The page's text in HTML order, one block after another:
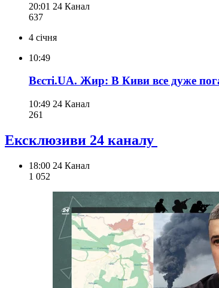
20:01 24 Канал
637
4 січня
10:49
Вєсті.UA. Жир: В Киви все дуже
10:49 24 Канал
261
Ексклюзиви 24 каналу
18:00 24 Канал
1 052